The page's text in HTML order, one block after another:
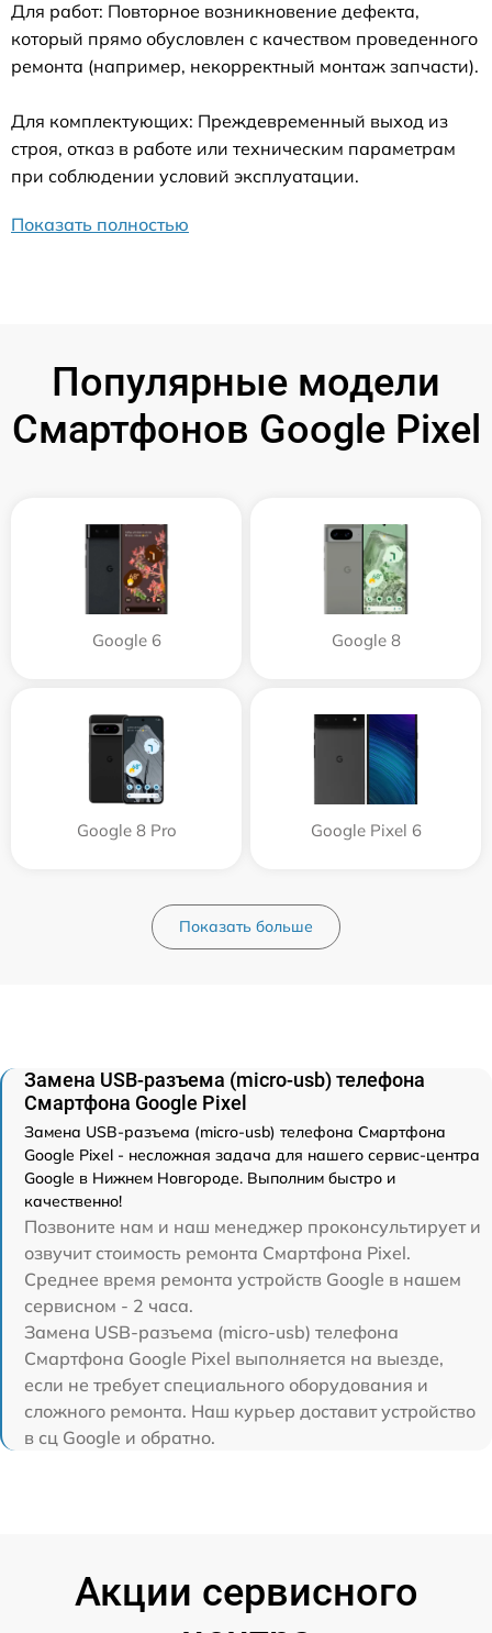
Для работ: Повторное возникновение дефекта,
который прямо обусловлен с качеством проведенного
ремонта (например, некорректный монтаж запчасти).
Для комплектующих: Преждевременный выход из
строя, отказ в работе или техническим параметрам
при соблюдении условий эксплуатации.
Показать полностью
Популярные модели
Смартфонов Google Pixel
Google 6 Google 8
Google 8 Pro Google Pixel 6
Показать больше
Замена USB-разъема (micro-usb) телефона
Смартфона Google Pixel
Замена USB-разъема (micro-usb) телефона Смартфона
Google Pixel - несложная задача для нашего сервис-центра
Google в Нижнем Новгороде. Выполним быстро и
качественно!
Позвоните нам и наш менеджер проконсультирует и
озвучит стоимость ремонта Смартфона Pixel.
Среднее время ремонта устройств Google в нашем
сервисном - 2 часа.
Замена USB-разъема (micro-usb) телефона
Смартфона Google Pixel выполняется на выезде,
если не требует специального оборудования и
сложного ремонта. Наш курьер доставит устройство
в сц Google и обратно.
Акции сервисного